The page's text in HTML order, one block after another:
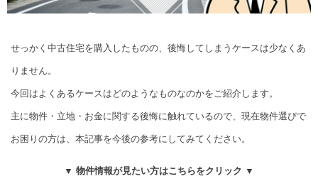
せっかく中古住宅を購入したものの、後悔してしまうケースは少なくあ
りません。
今回はよくあるケースはどのようなものなのかをご紹介します。
主に物件・立地・お金に関する後悔に触れているので、現在物件選びで
お困りの方は、本記事を今後の参考にしてみてください。
▼ 物件情報が見たい方はこちらをクリック ▼